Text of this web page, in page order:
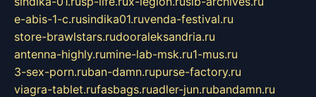
e-abis-1-c.rusindika01.ruvenda-festival.ru
store-brawlstars.rudooraleksandria.ru
antenna-highly.rumine-lab-msk.ru1-mus.ru
3-sex-porn.ruban-damn.rupurse-factory.ru
viagra-tablet.rufasbags.ruadler-jun.rubandamn.ru